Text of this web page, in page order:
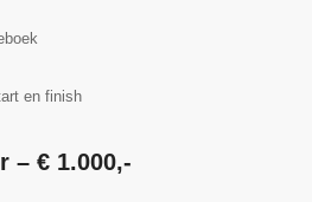
en finish
– € 1.000,-